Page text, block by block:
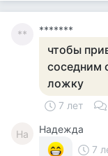
** *******
чтобы
соседним
ложку
7 лет
На
Надежда
7